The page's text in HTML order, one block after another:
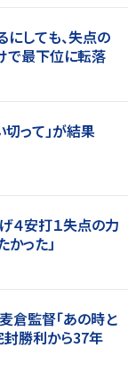
にしても、失点の
で最下位に転落
って」が結果
４安打１失点の力
った」
倉監督「あの時と
封勝利から37年